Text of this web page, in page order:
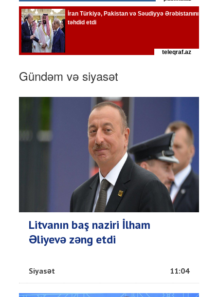
Gündəm və siyasət
Litvanın baş naziri İlham
Əliyevə zəng etdi
Siyasət 11:04